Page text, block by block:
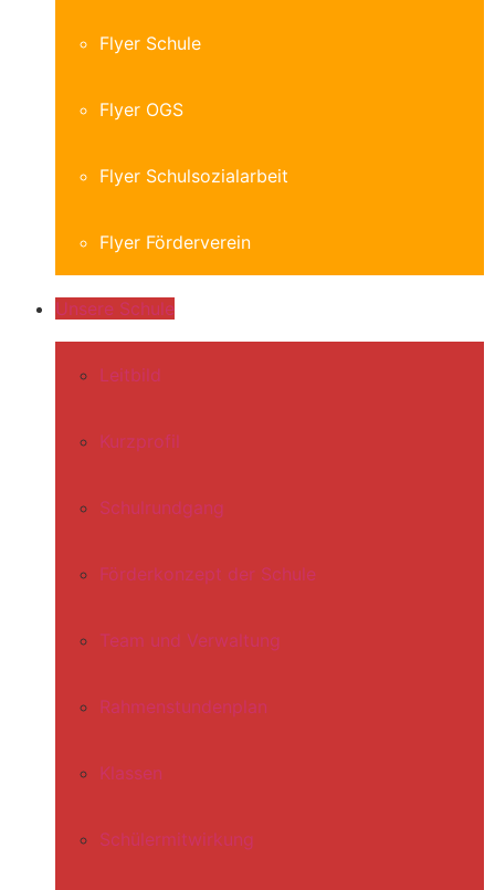
Flyer Schule
Flyer OGS
Flyer Schulsozialarbeit
Flyer Förderverein
Unsere Schule
Leitbild
Kurzprofil
Schulrundgang
Förderkonzept der Schule
Team und Verwaltung
Rahmenstundenplan
Klassen
Schülermitwirkung